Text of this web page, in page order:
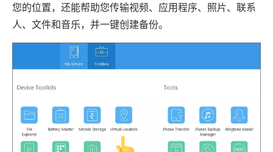
您的位置，还能帮助您传输视频、应用程序、照片、联系
人、文件和音乐，并一键创建备份。